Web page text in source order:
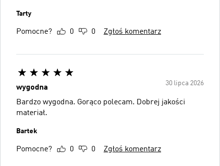
Tarty
Pomocne? 0 0 Zgłoś komentarz
30 lipca 2026
wygodna
Bardzo wygodna. Gorąco polecam. Dobrej jakości
materiał.
Bartek
Pomocne? 0 0 Zgłoś komentarz